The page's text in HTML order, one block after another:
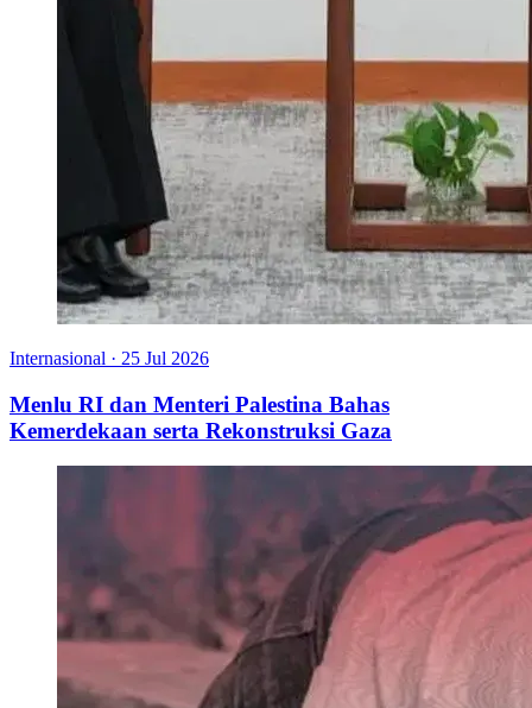
Internasional · 25 Jul 2026
Menlu RI dan Menteri Palestina Bahas
Kemerdekaan serta Rekonstruksi Gaza